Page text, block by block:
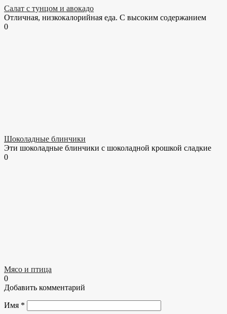
Салат с тунцом и авокадо
Отличная, низкокалорийная еда. С высоким содержанием
0
Шоколадные блинчики
Эти шоколадные блинчики с шоколадной крошкой сладкие
0
Мясо и птица
0
Добавить комментарий
Имя *